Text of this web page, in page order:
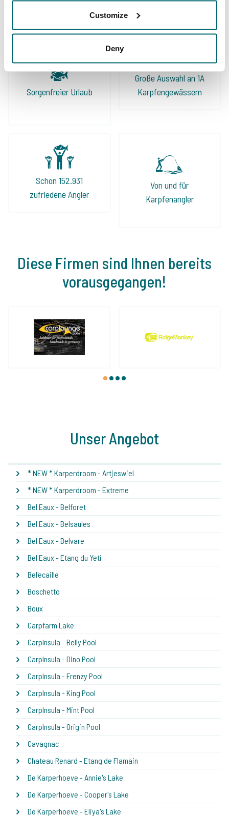
Customize
Deny
Sorgenfreier Urlaub
Große Auswahl an 1A
Karpfengewässern
Schon 152.931
zufriedene Angler
Von und für
Karpfenangler
Diese Firmen sind Ihnen bereits
vorausgegangen!
1 2 3 4
Unser Angebot
* NEW * Karperdroom - Artjeswiel
* NEW * Karperdroom - Extreme
Bel Eaux - Belforet
Bel Eaux - Belsaules
Bel Eaux - Belvare
Bel Eaux - Etang du Yeti
Bel'ecaille
Boschetto
Boux
Carpfarm Lake
CarpInsula - Belly Pool
CarpInsula - Dino Pool
CarpInsula - Frenzy Pool
CarpInsula - King Pool
CarpInsula - Mint Pool
CarpInsula - Origin Pool
Cavagnac
Chateau Renard - Etang de Flamain
De Karperhoeve - Annie's Lake
De Karperhoeve - Cooper's Lake
De Karperhoeve - Eliya's Lake